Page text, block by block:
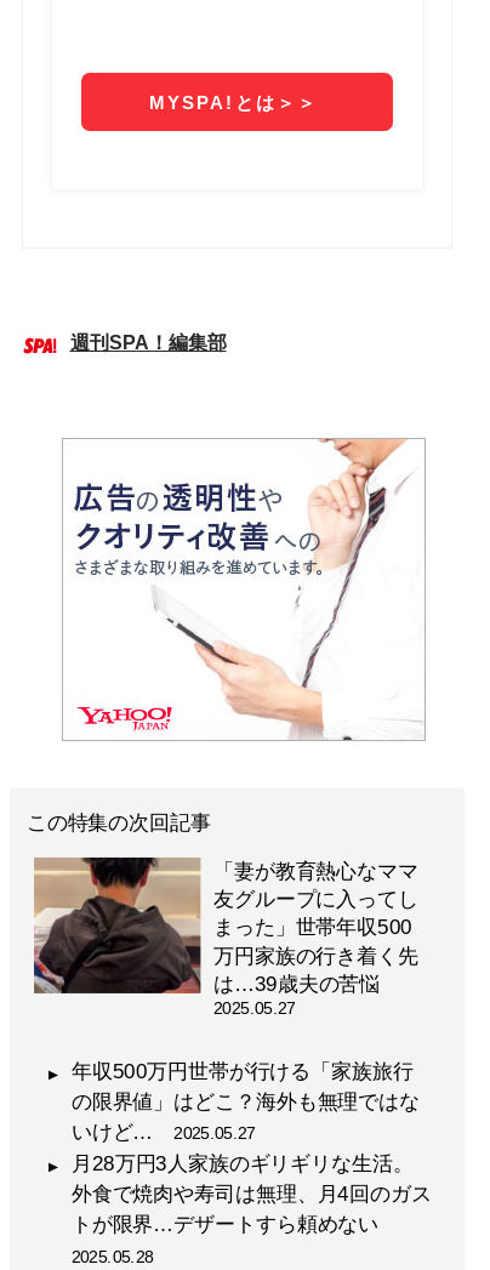
週刊SPA！編集部
この特集の次回記事
「妻が教育熱心なママ
友グループに入ってし
まった」世帯年収500
万円家族の行き着く先
は…39歳夫の苦悩
2025.05.27
年収500万円世帯が行ける「家族旅行
の限界値」はどこ？海外も無理ではな
いけど… 2025.05.27
月28万円3人家族のギリギリな生活。
外食で焼肉や寿司は無理、月4回のガス
トが限界…デザートすら頼めない
2025.05.28